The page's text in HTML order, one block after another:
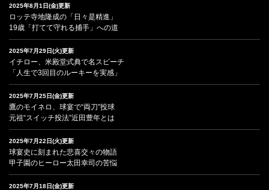
2025年8月1日(金)更新
ロッテ寺地隆成の「日々是精進」
19歳「打てて守れる捕手」への道
2025年7月29日(火)更新
イチロー、米殿堂式典で名スピーチ
「人生で3回目のルーキーを実感」
2025年7月25日(金)更新
鷹のモイネロ、球宴で“両刀”投球
元祖“スイッチ投法”近田豊年とは
2025年7月22日(火)更新
球宴史に刻まれた悲喜交々の物語
甲子園のヒーロー太田幸司の苦悩
2025年7月18日(金)更新